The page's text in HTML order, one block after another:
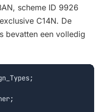
scheme ID 9926
C14N. De
bevatten een volledig